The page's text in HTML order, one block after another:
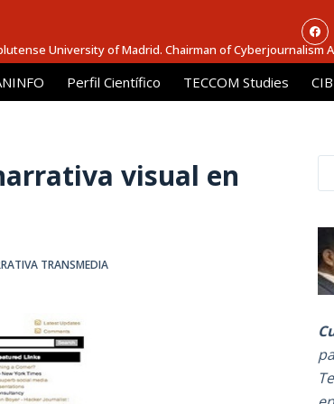
University of Madrid. Chairman of Cyberjournalism
Perfil Científico TECCOM Studies
visual en
TRANSMEDIA